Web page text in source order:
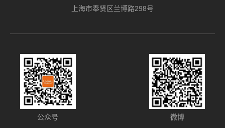
上海市奉贤区兰博路298号
公众号 微博